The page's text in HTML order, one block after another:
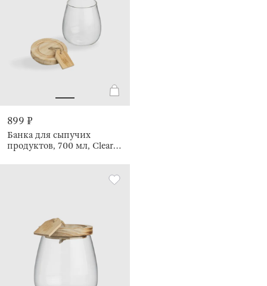
899 ₽
Банка для сыпучих
продуктов, 700 мл, Clear